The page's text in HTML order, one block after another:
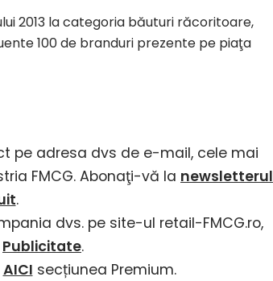
2013 la categoria băuturi răcoritoare,
100 de branduri prezente pe piaţa
pe adresa dvs de e-mail, cele mai
FMCG. Abonaţi-vă la newsletterul
.
dvs. pe site-ul retail-FMCG.ro,
Publicitate.
AICI secțiunea Premium.